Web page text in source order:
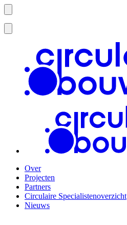
Over
Projecten
Partners
Circulaire Specialistenoverzicht
Nieuws